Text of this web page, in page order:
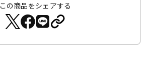
この商品をシェアする